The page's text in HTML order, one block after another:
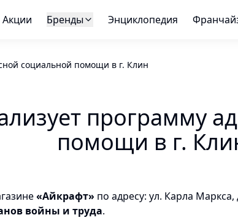
Акции Бренды Энциклопедия
социальной помощи в г. Клин
программу
помощи в г.
«Айкрафт» по адресу: ул. Карла
войны и труда.